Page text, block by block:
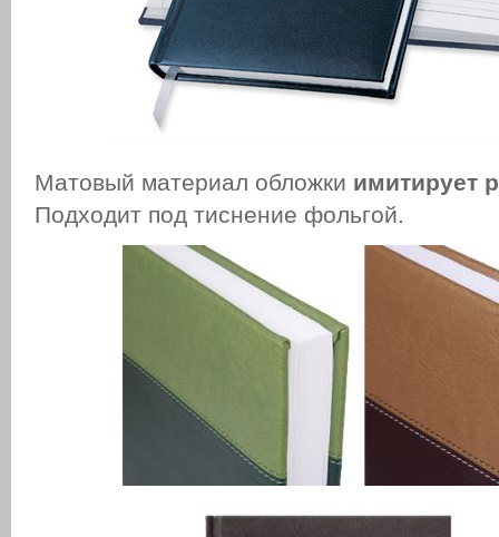
Матовый материал обложки имитирует
Подходит под тиснение фольгой.